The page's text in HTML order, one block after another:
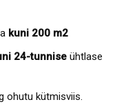
kuni 200 m2
24-tunnise ühtlase
ohutu kütmisviis.